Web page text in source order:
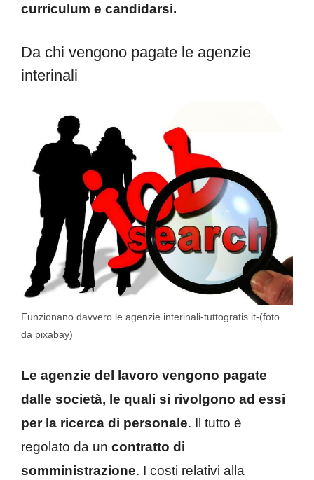
curriculum e candidarsi.
Da chi vengono pagate le agenzie
interinali
Funzionano davvero le agenzie interinali-tuttogratis.it-(foto
da pixabay)
Le agenzie del lavoro vengono pagate
dalle società, le quali si rivolgono ad essi
per la ricerca di personale. Il tutto è
regolato da un contratto di
somministrazione. I costi relativi alla